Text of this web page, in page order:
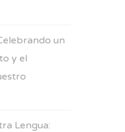
un
y el
Lengua: